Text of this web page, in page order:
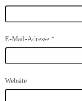
E-Mail-Adresse *
Website